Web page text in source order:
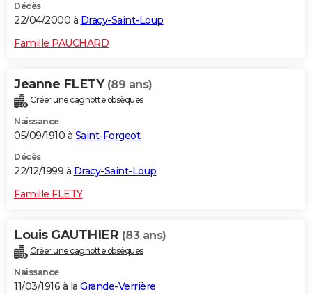
Décès
22/04/2000 à Dracy-Saint-Loup
Famille PAUCHARD
Jeanne FLETY (89 ans)
Créer une cagnotte obsèques
Naissance
05/09/1910 à Saint-Forgeot
Décès
22/12/1999 à Dracy-Saint-Loup
Famille FLETY
Louis GAUTHIER (83 ans)
Créer une cagnotte obsèques
Naissance
11/03/1916 à la Grande-Verrière